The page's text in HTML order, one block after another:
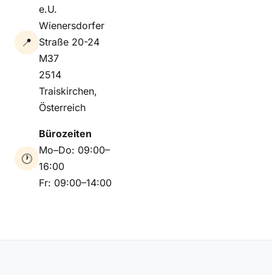
📍
e.U.
Wienersdorfer
Straße 20-24
M37
2514
Traiskirchen,
Österreich
🕐
Bürozeiten
Mo–Do: 09:00–
16:00
Fr: 09:00–14:00